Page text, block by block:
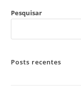
Pesquisar
Posts recentes